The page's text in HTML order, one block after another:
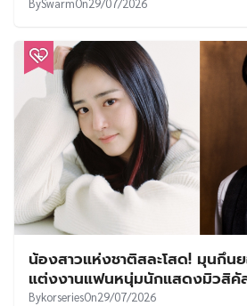
น้องสาวแห่งชาติสละโสด! มุนกึน
แต่งงานแฟนหนุ่มนักแสดงมิวสิคั
BykorseriesOn29/07/2026